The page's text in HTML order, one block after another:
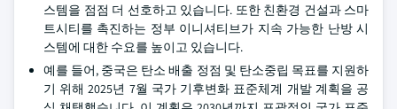
스템을 점점 더 선호하고 있습니다. 또한 친환경 건설과 스마
트시티를 촉진하는 정부 이니셔티브가 지속 가능한 난방 시
스템에 대한 수요를 높이고 있습니다.
예를 들어, 중국은 탄소 배출 정점 및 탄소중립 목표를 지원하
기 위해 2025년 7월 국가 기후변화 표준체계 개발 계획을 공